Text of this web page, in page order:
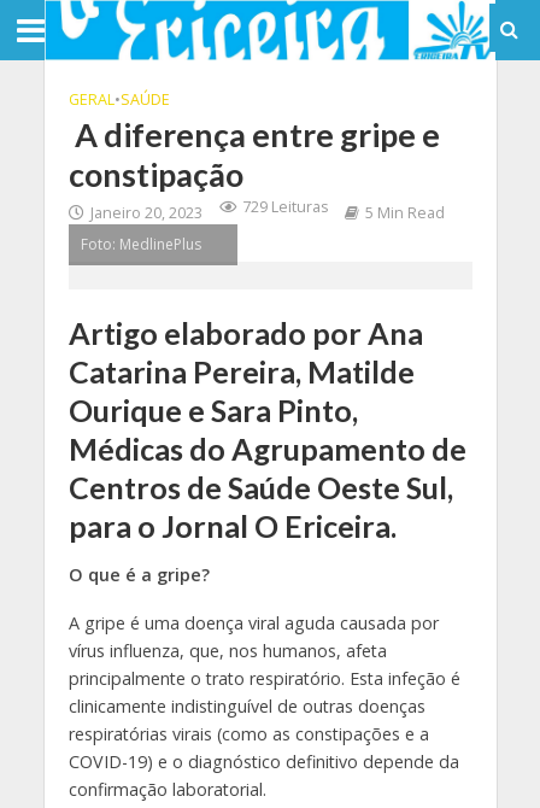
GERAL•SAÚDE
A diferença entre gripe e
constipação
Janeiro 20, 2023 729 Leituras
5 Min Read
Foto: MedlinePlus
Artigo elaborado por Ana
Catarina Pereira, Matilde
Ourique e Sara Pinto,
Médicas do Agrupamento de
Centros de Saúde Oeste Sul,
para o Jornal O Ericeira.
O que é a gripe?
A gripe é uma doença viral aguda causada por
vírus influenza, que, nos humanos, afeta
principalmente o trato respiratório. Esta infeção é
clinicamente indistinguível de outras doenças
respiratórias virais (como as constipações e a
COVID-19) e o diagnóstico definitivo depende da
confirmação laboratorial.